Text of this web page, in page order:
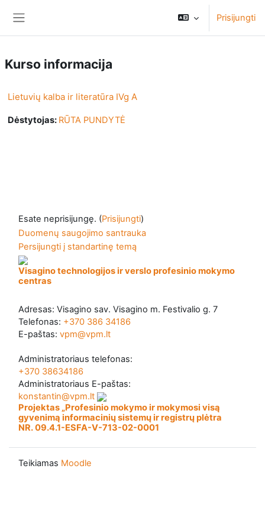
Prisijungti
Kurso informacija
Lietuvių kalba ir literatūra IVg A
Dėstytojas: RŪTA PUNDYTĖ
Esate neprisijungę. (Prisijungti)
Duomenų saugojimo santrauka
Persijungti į standartinę temą
Visagino technologijos ir verslo profesinio mokymo
centras
Adresas: Visagino sav. Visagino m. Festivalio g. 7
Telefonas: +370 386 34186
E-paštas: vpm@vpm.lt
Administratoriaus telefonas:
+370 38634186
Administratoriaus E-paštas:
konstantin@vpm.lt
Projektas „Profesinio mokymo ir mokymosi visą
gyvenimą informacinių sistemų ir registrų plėtra
NR. 09.4.1-ESFA-V-713-02-0001
Teikiamas Moodle